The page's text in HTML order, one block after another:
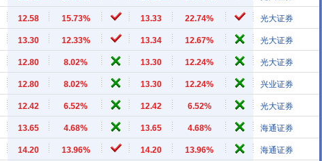
12.58 15.73% 13.33 22.74% 光大证券
13.30 12.33% 13.34 12.67% 光大证券
12.80 8.02% 13.30 12.24% 光大证券
12.80 8.02% 13.30 12.24% 兴业证券
12.42 6.52% 12.42 6.52% 光大证券
13.65 4.68% 13.65 4.68% 海通证券
14.20 13.96% 14.20 13.96% 海通证券